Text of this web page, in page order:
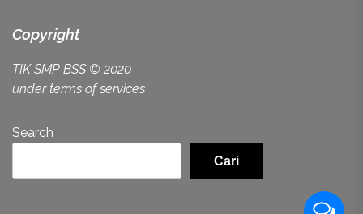
Copyright
TIK SMP BSS © 2020
under terms of services
Search
Cari